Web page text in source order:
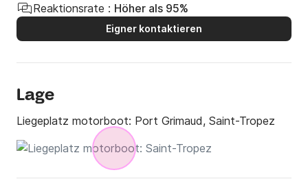
Reaktionsrate : Höher als 95%
Eigner kontaktieren
Lage
Liegeplatz motorboot: Port Grimaud, Saint-Tropez